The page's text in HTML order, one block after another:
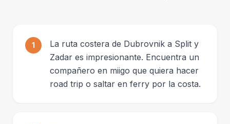
1
La ruta costera de Dubrovnik a Split y
Zadar es impresionante. Encuentra un
compañero en miigo que quiera hacer
road trip o saltar en ferry por la costa.